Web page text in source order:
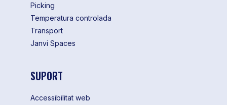
Picking
Temperatura controlada
Transport
Janvi Spaces
SUPORT
Accessibilitat web